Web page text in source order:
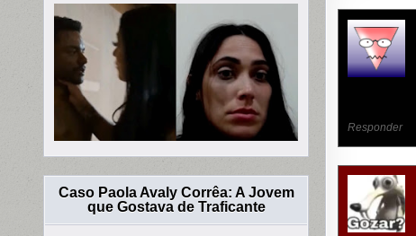
Responder
Caso Paola Avaly Corrêa: A Jovem
que Gostava de Traficante